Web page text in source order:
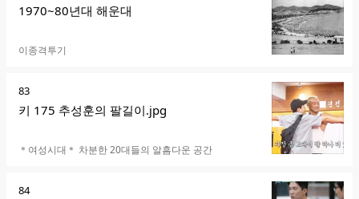
위
1970~80년대 해운대
카페명
이종격투기
순
위
83
키 175 추성훈의 팔길이.jpg
카페명
＊여성시대＊ 차분한 20대들의 알흠다운 공간
순
84